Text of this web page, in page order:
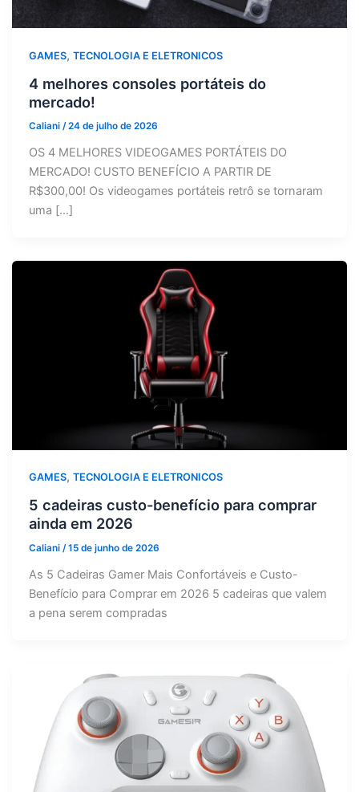
GAMES,TECNOLOGIA E ELETRONICOS
4 melhores consoles portáteis do
mercado!
Caliani/24 de julho de 2026
OS 4 MELHORES VIDEOGAMES PORTÁTEIS DO
MERCADO! CUSTO BENEFÍCIO A PARTIR DE
R$300,00! Os videogames portáteis retrô se tornaram
uma […]
GAMES,TECNOLOGIA E ELETRONICOS
5 cadeiras custo-benefício para comprar
ainda em 2026
Caliani/15 de junho de 2026
As 5 Cadeiras Gamer Mais Confortáveis e Custo-
Benefício para Comprar em 2026 5 cadeiras que valem
a pena serem compradas